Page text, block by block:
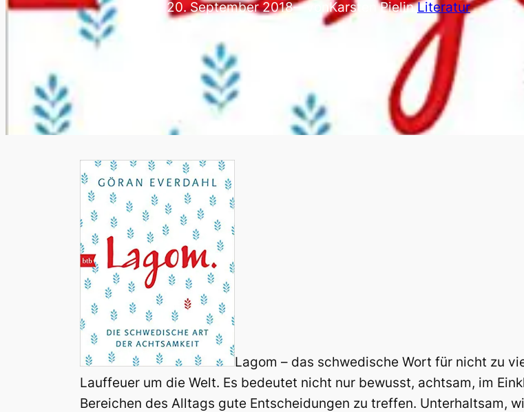
20. September 2018—vonKarsten PielinLiteratur
Lagom – das schwedische Wort für nicht zu
Lauffeuer um die Welt. Es bedeutet nicht nur bewusst, achtsam, im
Bereichen des Alltags gute Entscheidungen zu treffen. Unterhaltsam,